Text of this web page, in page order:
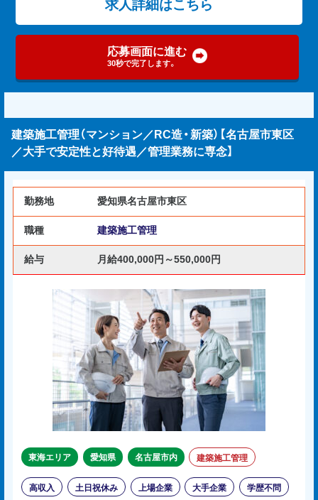
応募画面に進む
30秒で完了します。
建築施工管理（マンション／RC造・新築）【名古屋市東区
／大手で安定性と好待遇／管理業務に専念】
勤務地 愛知県名古屋市東区
職種 建築施工管理
給与 月給400,000円～550,000円
東海エリア 愛知県 名古屋市内 建築施工管理
高収入 土日祝休み 上場企業 大手企業 学歴不問